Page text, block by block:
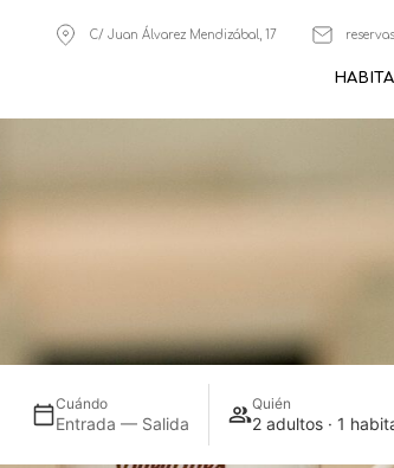
C/ Juan Álvarez Mendizábal, 17
Cuándo
Entrada — Salida
Quién
2 adultos · 1